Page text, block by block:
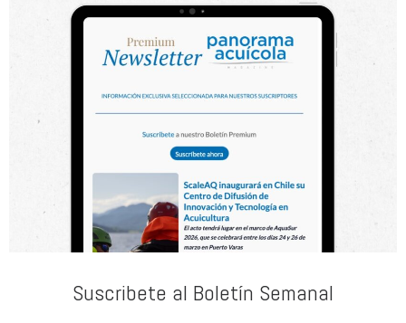
Suscribete al Boletín Semanal